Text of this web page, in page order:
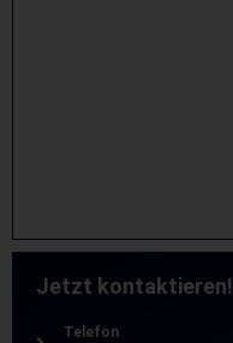
Jetzt kontaktieren!
Telefon